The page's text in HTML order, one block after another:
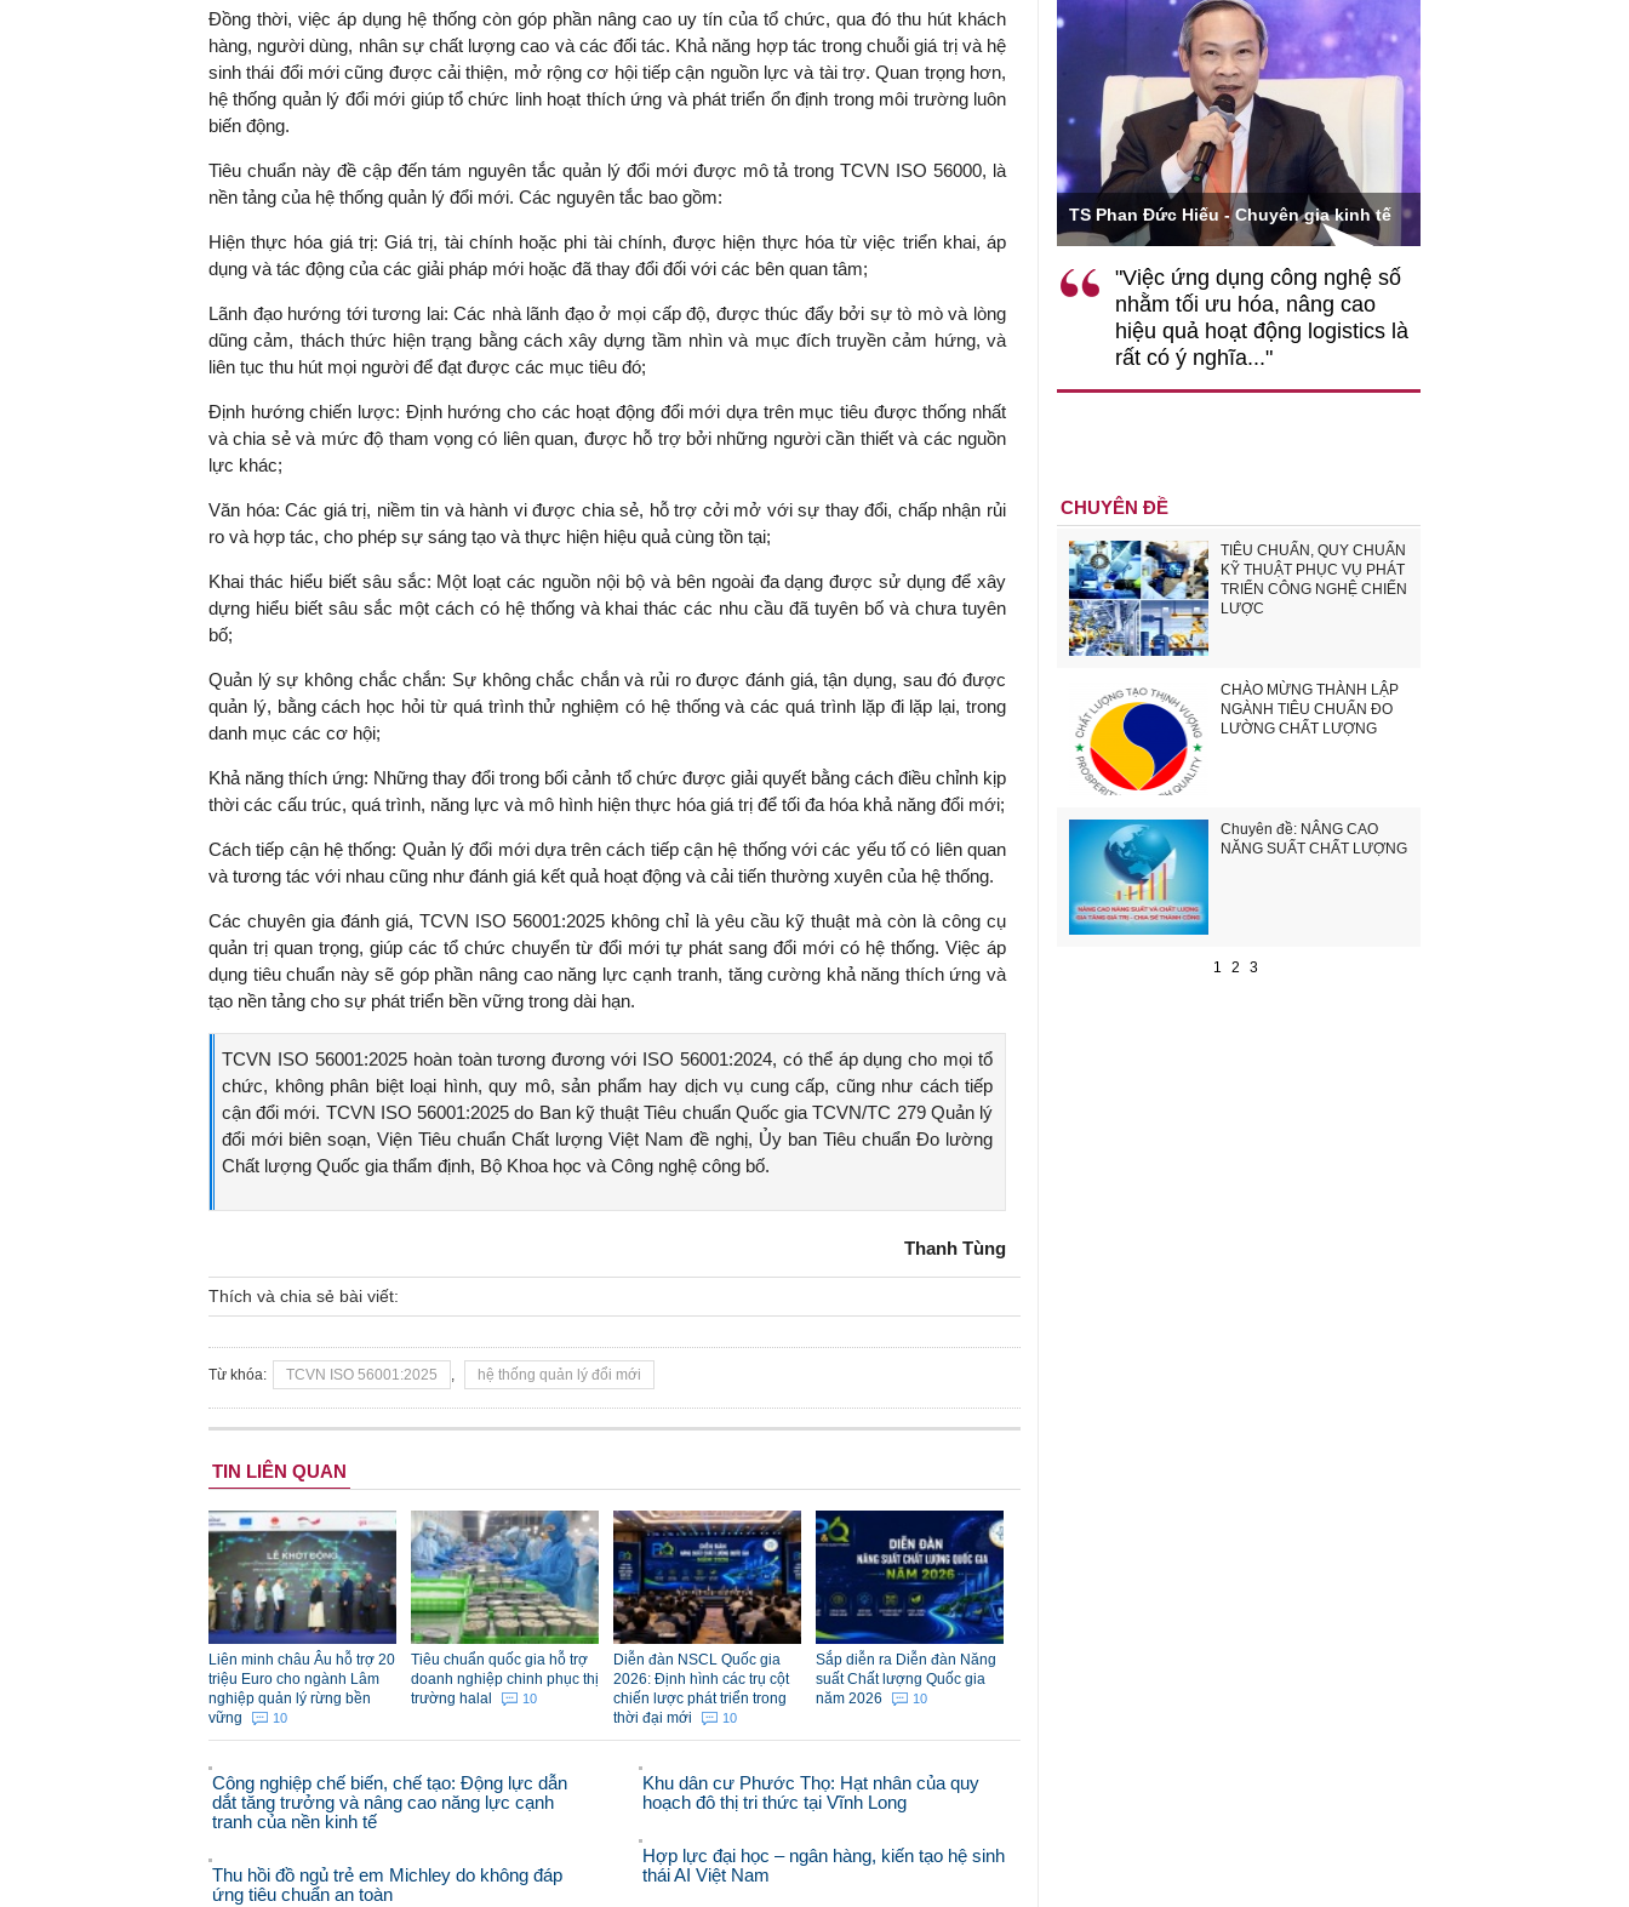
Đồng thời, việc áp dụng hệ thống còn góp phần nâng cao uy tín của tổ chức, qua đó thu hút khách
hàng, người dùng, nhân sự chất lượng cao và các đối tác. Khả năng hợp tác trong chuỗi giá trị và hệ
sinh thái đổi mới cũng được cải thiện, mở rộng cơ hội tiếp cận nguồn lực và tài trợ. Quan trọng hơn,
hệ thống quản lý đổi mới giúp tổ chức linh hoạt thích ứng và phát triển ổn định trong môi trường luôn
biến động.
Tiêu chuẩn này đề cập đến tám nguyên tắc quản lý đổi mới được mô tả trong TCVN ISO 56000, là
nền tảng của hệ thống quản lý đổi mới. Các nguyên tắc bao gồm:
Hiện thực hóa giá trị: Giá trị, tài chính hoặc phi tài chính, được hiện thực hóa từ việc triển khai, áp
dụng và tác động của các giải pháp mới hoặc đã thay đổi đối với các bên quan tâm;
Lãnh đạo hướng tới tương lai: Các nhà lãnh đạo ở mọi cấp độ, được thúc đẩy bởi sự tò mò và lòng
dũng cảm, thách thức hiện trạng bằng cách xây dựng tầm nhìn và mục đích truyền cảm hứng, và
liên tục thu hút mọi người để đạt được các mục tiêu đó;
Định hướng chiến lược: Định hướng cho các hoạt động đổi mới dựa trên mục tiêu được thống nhất
và chia sẻ và mức độ tham vọng có liên quan, được hỗ trợ bởi những người cần thiết và các nguồn
lực khác;
Văn hóa: Các giá trị, niềm tin và hành vi được chia sẻ, hỗ trợ cởi mở với sự thay đổi, chấp nhận rủi
ro và hợp tác, cho phép sự sáng tạo và thực hiện hiệu quả cùng tồn tại;
Khai thác hiểu biết sâu sắc: Một loạt các nguồn nội bộ và bên ngoài đa dạng được sử dụng để xây
dựng hiểu biết sâu sắc một cách có hệ thống và khai thác các nhu cầu đã tuyên bố và chưa tuyên
bố;
Quản lý sự không chắc chắn: Sự không chắc chắn và rủi ro được đánh giá, tận dụng, sau đó được
quản lý, bằng cách học hỏi từ quá trình thử nghiệm có hệ thống và các quá trình lặp đi lặp lại, trong
danh mục các cơ hội;
Khả năng thích ứng: Những thay đổi trong bối cảnh tổ chức được giải quyết bằng cách điều chỉnh kịp
thời các cấu trúc, quá trình, năng lực và mô hình hiện thực hóa giá trị để tối đa hóa khả năng đổi mới;
Cách tiếp cận hệ thống: Quản lý đổi mới dựa trên cách tiếp cận hệ thống với các yếu tố có liên quan
và tương tác với nhau cũng như đánh giá kết quả hoạt động và cải tiến thường xuyên của hệ thống.
Các chuyên gia đánh giá, TCVN ISO 56001:2025 không chỉ là yêu cầu kỹ thuật mà còn là công cụ
quản trị quan trọng, giúp các tổ chức chuyển từ đổi mới tự phát sang đổi mới có hệ thống. Việc áp
dụng tiêu chuẩn này sẽ góp phần nâng cao năng lực cạnh tranh, tăng cường khả năng thích ứng và
tạo nền tảng cho sự phát triển bền vững trong dài hạn.
TCVN ISO 56001:2025 hoàn toàn tương đương với ISO 56001:2024, có thể áp dụng cho mọi tổ
chức, không phân biệt loại hình, quy mô, sản phẩm hay dịch vụ cung cấp, cũng như cách tiếp
cận đổi mới. TCVN ISO 56001:2025 do Ban kỹ thuật Tiêu chuẩn Quốc gia TCVN/TC 279 Quản lý
đổi mới biên soạn, Viện Tiêu chuẩn Chất lượng Việt Nam đề nghị, Ủy ban Tiêu chuẩn Đo lường
Chất lượng Quốc gia thẩm định, Bộ Khoa học và Công nghệ công bố.
Thanh Tùng
Thích và chia sẻ bài viết:
Từ khóa: TCVN ISO 56001:2025 , hệ thống quản lý đổi mới
TIN LIÊN QUAN
Liên minh châu Âu hỗ trợ 20
triệu Euro cho ngành Lâm
nghiệp quản lý rừng bền
vững
10
Tiêu chuẩn quốc gia hỗ trợ
doanh nghiệp chinh phục thị
trường halal
10
Diễn đàn NSCL Quốc gia
2026: Định hình các trụ cột
chiến lược phát triển trong
thời đại mới
10
Sắp diễn ra Diễn đàn Năng
suất Chất lượng Quốc gia
năm 2026
10
Công nghiệp chế biến, chế tạo: Động lực dẫn
dắt tăng trưởng và nâng cao năng lực cạnh
tranh của nền kinh tế
Thu hồi đồ ngủ trẻ em Michley do không đáp
ứng tiêu chuẩn an toàn
Khu dân cư Phước Thọ: Hạt nhân của quy
hoạch đô thị tri thức tại Vĩnh Long
Hợp lực đại học – ngân hàng, kiến tạo hệ sinh
thái AI Việt Nam
TS. Nguyễn Đức Độ - Phó Viện trưởng
"Có rất nhiều việc phải làm
ngay từ bây giờ và trên thực tế
đang được tiến hành như tăng
đầu tư cho khoa học công
khuyến khích đổi mới sáng tạo,
khởi nghiệp..."
Việc sử dụng hiệu quả chính
sách tài khóa không chỉ mang ý
nghĩa hỗ trợ ngắn hạn mà còn
đóng vai trò tạo nền tảng cho
TS Phan Đức Hiếu - Chuyên gia kinh tế
"Việc ứng dụng công nghệ số
nhằm tối ưu hóa, nâng cao
hiệu quả hoạt động logistics là
rất có ý nghĩa..."
CHUYÊN ĐỀ
TIÊU CHUẨN, QUY CHUẨN
KỸ THUẬT PHỤC VỤ PHÁT
TRIỂN CÔNG NGHỆ CHIẾN
LƯỢC
CHÀO MỪNG THÀNH LẬP
NGÀNH TIÊU CHUẨN ĐO
LƯỜNG CHẤT LƯỢNG
Chuyên đề: NÂNG CAO
NĂNG SUẤT CHẤT LƯỢNG
1 2 3